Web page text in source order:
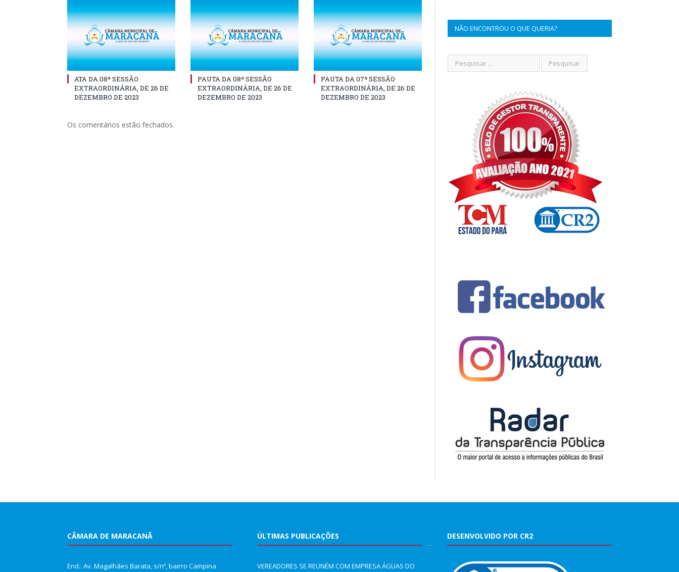
ATA DA 08ª SESSÃO
EXTRAORDINÁRIA, DE 26 DE
DEZEMBRO DE 2023
PAUTA DA 08ª SESSÃO
EXTRAORDINÁRIA, DE 26 DE
DEZEMBRO DE 2023
PAUTA DA 07ª SESSÃO
EXTRAORDINÁRIA, DE 26 DE
DEZEMBRO DE 2023
Os comentários estão fechados.
NÃO ENCONTROU O QUE QUERIA?
CÂMARA DE MARACANÃ
End.: Av. Magalhães Barata, s/nº, bairro Campina
ÚLTIMAS PUBLICAÇÕES
VEREADORES SE REUNÉM COM EMPRESA ÁGUAS DO
DESENVOLVIDO POR CR2